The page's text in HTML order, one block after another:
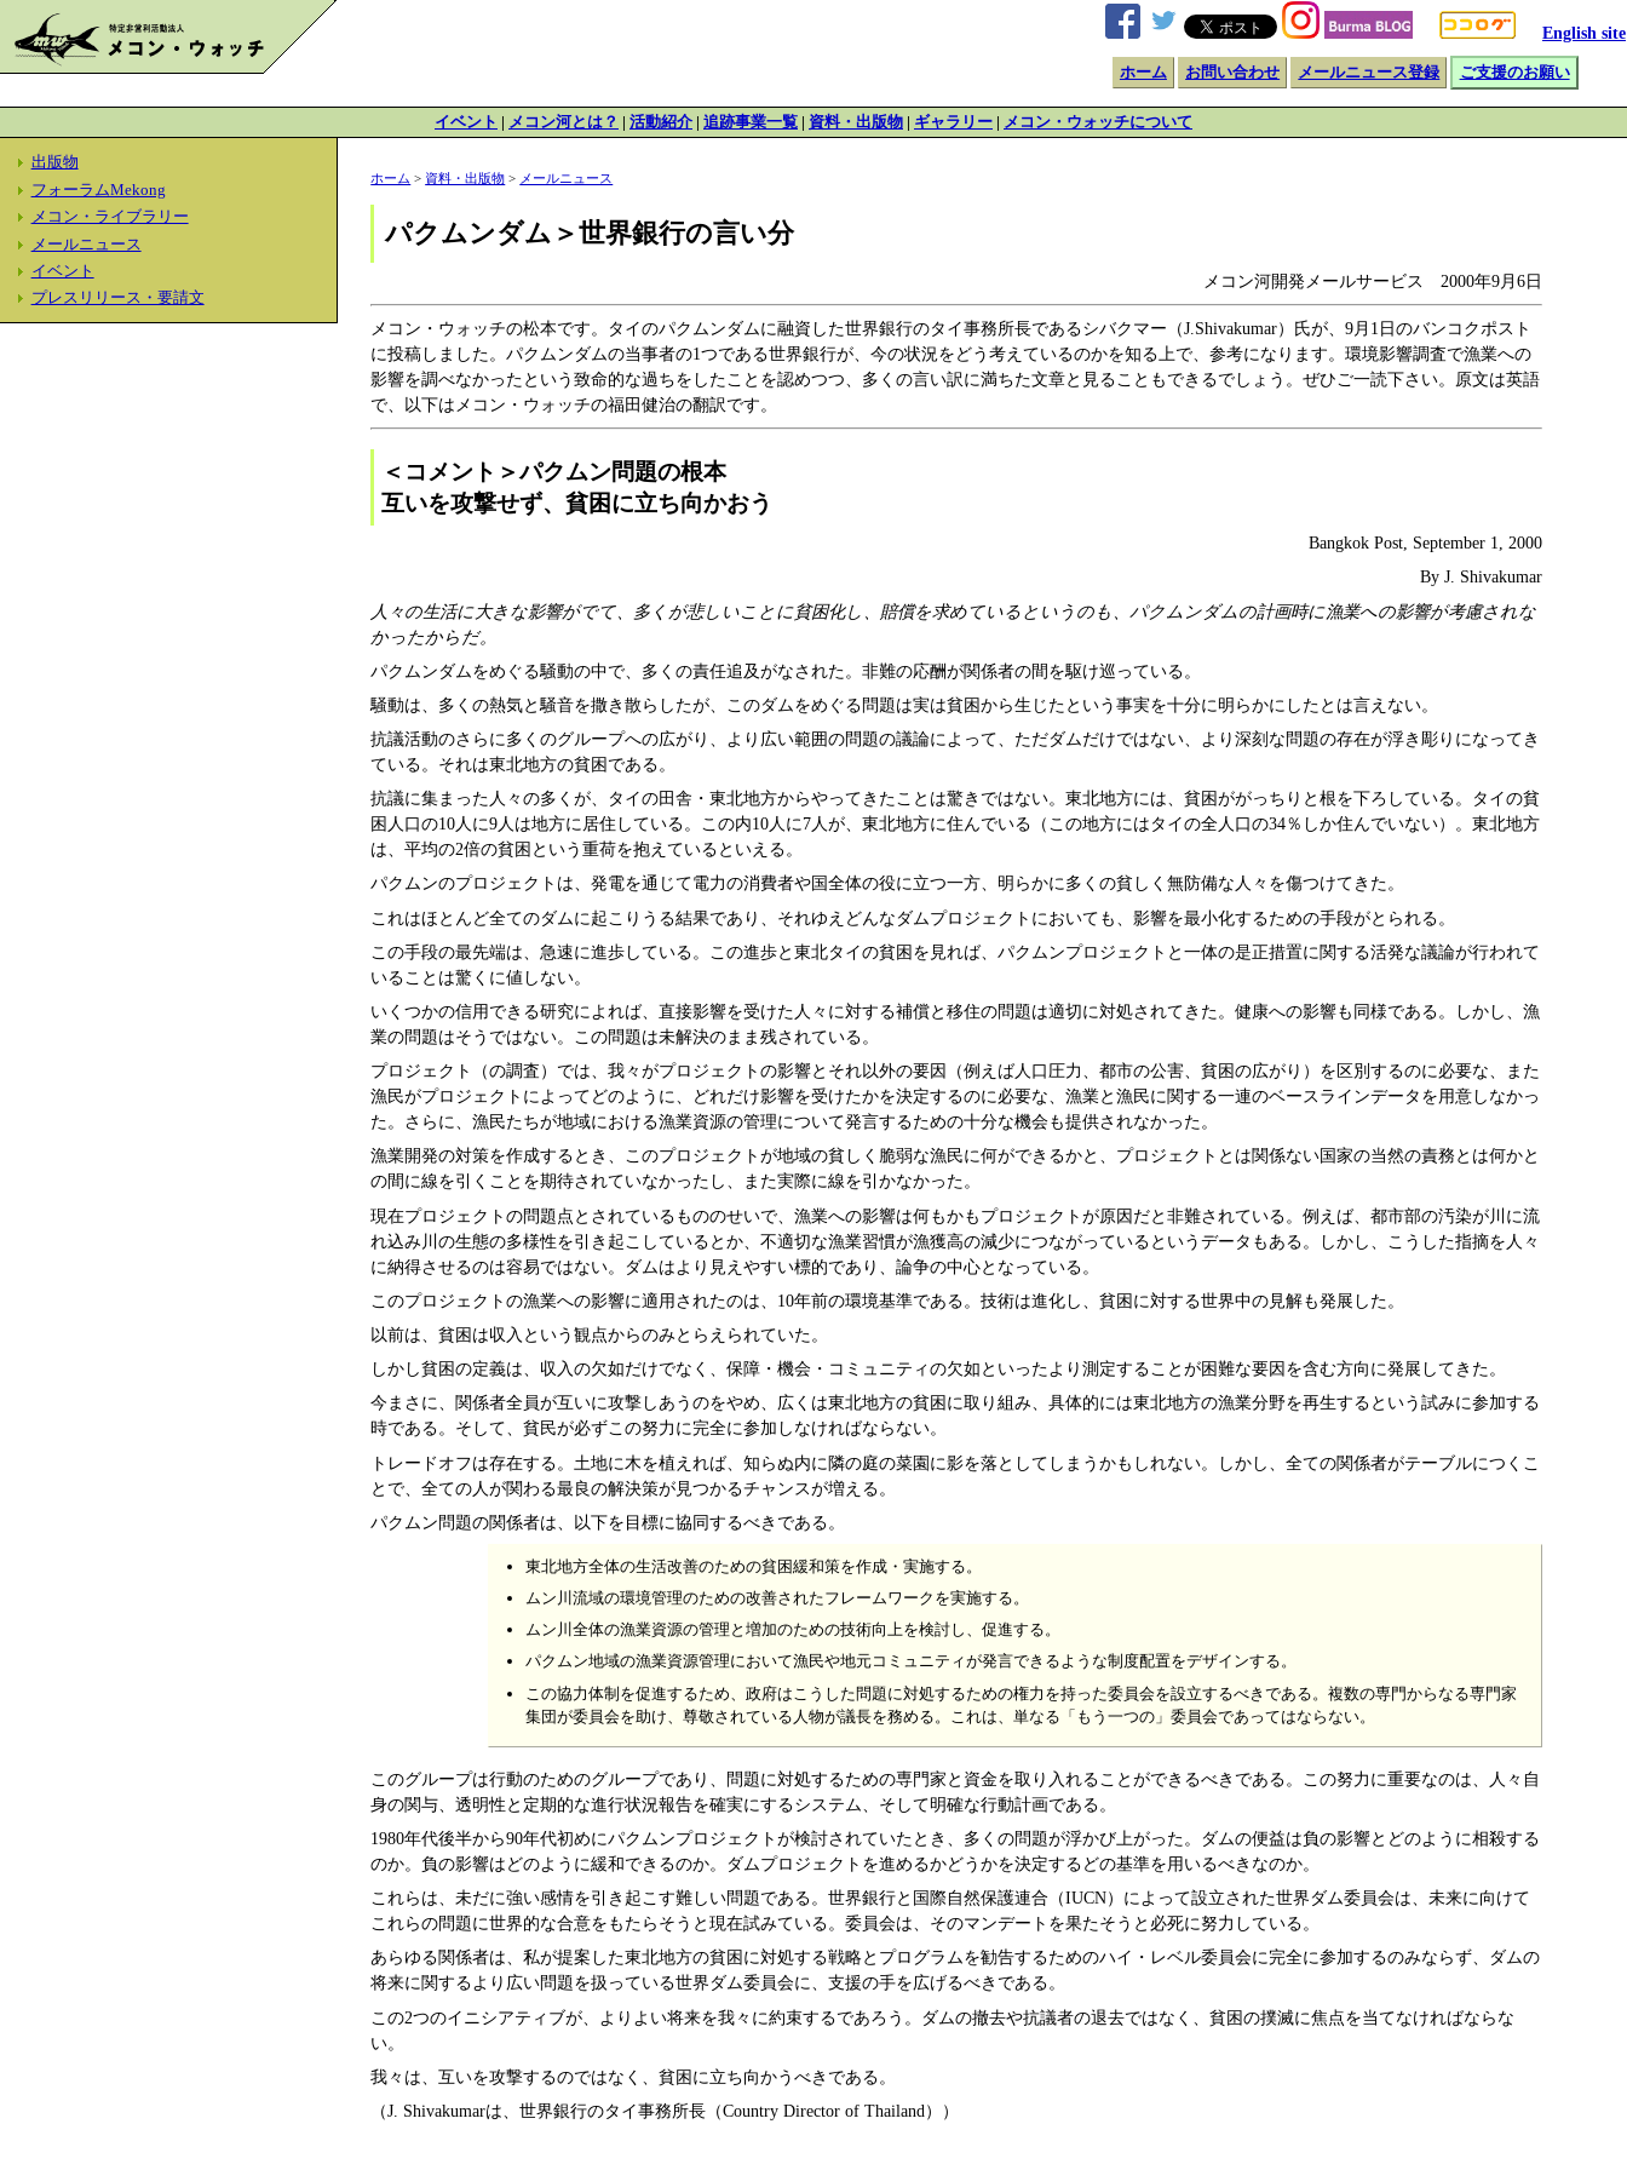
English site
ホーム お問い合わせ メールニュース登録 ご支援のお願い
イベント | メコン河とは？ | 活動紹介 | 追跡事業一覧 | 資料・出版物 | ギャラリー | メコン・ウォッチについて
出版物
フォーラムMekong
メコン・ライブラリー
メールニュース
イベント
プレスリリース・要請文
ホーム > 資料・出版物 > メールニュース
パクムンダム＞世界銀行の言い分
メコン河開発メールサービス 2000年9月6日
メコン・ウォッチの松本です。タイのパクムンダムに融資した世界銀行のタイ事務所長であるシバクマー（J.Shivakumar）氏が、9月1日のバンコクポスト
に投稿しました。パクムンダムの当事者の1つである世界銀行が、今の状況をどう考えているのかを知る上で、参考になります。環境影響調査で漁業への
影響を調べなかったという致命的な過ちをしたことを認めつつ、多くの言い訳に満ちた文章と見ることもできるでしょう。ぜひご一読下さい。原文は英語
で、以下はメコン・ウォッチの福田健治の翻訳です。
＜コメント＞パクムン問題の根本
互いを攻撃せず、貧困に立ち向かおう
Bangkok Post, September 1, 2000
By J. Shivakumar
人々の生活に大きな影響がでて、多くが悲しいことに貧困化し、賠償を求めているというのも、パクムンダムの計画時に漁業への影響が考慮されな
かったからだ。
パクムンダムをめぐる騒動の中で、多くの責任追及がなされた。非難の応酬が関係者の間を駆け巡っている。
騒動は、多くの熱気と騒音を撒き散らしたが、このダムをめぐる問題は実は貧困から生じたという事実を十分に明らかにしたとは言えない。
抗議活動のさらに多くのグループへの広がり、より広い範囲の問題の議論によって、ただダムだけではない、より深刻な問題の存在が浮き彫りになってき
ている。それは東北地方の貧困である。
抗議に集まった人々の多くが、タイの田舎・東北地方からやってきたことは驚きではない。東北地方には、貧困ががっちりと根を下ろしている。タイの貧
困人口の10人に9人は地方に居住している。この内10人に7人が、東北地方に住んでいる（この地方にはタイの全人口の34％しか住んでいない）。東北地方
は、平均の2倍の貧困という重荷を抱えているといえる。
パクムンのプロジェクトは、発電を通じて電力の消費者や国全体の役に立つ一方、明らかに多くの貧しく無防備な人々を傷つけてきた。
これはほとんど全てのダムに起こりうる結果であり、それゆえどんなダムプロジェクトにおいても、影響を最小化するための手段がとられる。
この手段の最先端は、急速に進歩している。この進歩と東北タイの貧困を見れば、パクムンプロジェクトと一体の是正措置に関する活発な議論が行われて
いることは驚くに値しない。
いくつかの信用できる研究によれば、直接影響を受けた人々に対する補償と移住の問題は適切に対処されてきた。健康への影響も同様である。しかし、漁
業の問題はそうではない。この問題は未解決のまま残されている。
プロジェクト（の調査）では、我々がプロジェクトの影響とそれ以外の要因（例えば人口圧力、都市の公害、貧困の広がり）を区別するのに必要な、また
漁民がプロジェクトによってどのように、どれだけ影響を受けたかを決定するのに必要な、漁業と漁民に関する一連のベースラインデータを用意しなかっ
た。さらに、漁民たちが地域における漁業資源の管理について発言するための十分な機会も提供されなかった。
漁業開発の対策を作成するとき、このプロジェクトが地域の貧しく脆弱な漁民に何ができるかと、プロジェクトとは関係ない国家の当然の責務とは何かと
の間に線を引くことを期待されていなかったし、また実際に線を引かなかった。
現在プロジェクトの問題点とされているもののせいで、漁業への影響は何もかもプロジェクトが原因だと非難されている。例えば、都市部の汚染が川に流
れ込み川の生態の多様性を引き起こしているとか、不適切な漁業習慣が漁獲高の減少につながっているというデータもある。しかし、こうした指摘を人々
に納得させるのは容易ではない。ダムはより見えやすい標的であり、論争の中心となっている。
このプロジェクトの漁業への影響に適用されたのは、10年前の環境基準である。技術は進化し、貧困に対する世界中の見解も発展した。
以前は、貧困は収入という観点からのみとらえられていた。
しかし貧困の定義は、収入の欠如だけでなく、保障・機会・コミュニティの欠如といったより測定することが困難な要因を含む方向に発展してきた。
今まさに、関係者全員が互いに攻撃しあうのをやめ、広くは東北地方の貧困に取り組み、具体的には東北地方の漁業分野を再生するという試みに参加する
時である。そして、貧民が必ずこの努力に完全に参加しなければならない。
トレードオフは存在する。土地に木を植えれば、知らぬ内に隣の庭の菜園に影を落としてしまうかもしれない。しかし、全ての関係者がテーブルにつくこ
とで、全ての人が関わる最良の解決策が見つかるチャンスが増える。
パクムン問題の関係者は、以下を目標に協同するべきである。
東北地方全体の生活改善のための貧困緩和策を作成・実施する。
ムン川流域の環境管理のための改善されたフレームワークを実施する。
ムン川全体の漁業資源の管理と増加のための技術向上を検討し、促進する。
パクムン地域の漁業資源管理において漁民や地元コミュニティが発言できるような制度配置をデザインする。
この協力体制を促進するため、政府はこうした問題に対処するための権力を持った委員会を設立するべきである。複数の専門からなる専門家
集団が委員会を助け、尊敬されている人物が議長を務める。これは、単なる「もう一つの」委員会であってはならない。
このグループは行動のためのグループであり、問題に対処するための専門家と資金を取り入れることができるべきである。この努力に重要なのは、人々自
身の関与、透明性と定期的な進行状況報告を確実にするシステム、そして明確な行動計画である。
1980年代後半から90年代初めにパクムンプロジェクトが検討されていたとき、多くの問題が浮かび上がった。ダムの便益は負の影響とどのように相殺する
のか。負の影響はどのように緩和できるのか。ダムプロジェクトを進めるかどうかを決定するどの基準を用いるべきなのか。
これらは、未だに強い感情を引き起こす難しい問題である。世界銀行と国際自然保護連合（IUCN）によって設立された世界ダム委員会は、未来に向けて
これらの問題に世界的な合意をもたらそうと現在試みている。委員会は、そのマンデートを果たそうと必死に努力している。
あらゆる関係者は、私が提案した東北地方の貧困に対処する戦略とプログラムを勧告するためのハイ・レベル委員会に完全に参加するのみならず、ダムの
将来に関するより広い問題を扱っている世界ダム委員会に、支援の手を広げるべきである。
この2つのイニシアティブが、よりよい将来を我々に約束するであろう。ダムの撤去や抗議者の退去ではなく、貧困の撲滅に焦点を当てなければならな
い。
我々は、互いを攻撃するのではなく、貧困に立ち向かうべきである。
（J. Shivakumarは、世界銀行のタイ事務所長（Country Director of Thailand））